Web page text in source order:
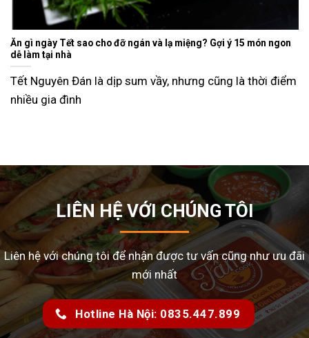
Ăn gì ngày Tết sao cho đỡ ngán và lạ miệng? Gợi ý 15 món ngon
dễ làm tại nhà
Tết Nguyên Đán là dịp sum vầy, nhưng cũng là thời điểm
nhiều gia đình
LIÊN HỆ VỚI CHÚNG TÔI
Liên hệ với chúng tôi để nhận được tư vấn cũng như ưu đãi
mới nhất
Hotline Hà Nội: 0835.447.899